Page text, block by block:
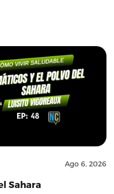
Ago 6, 2026
Sahara